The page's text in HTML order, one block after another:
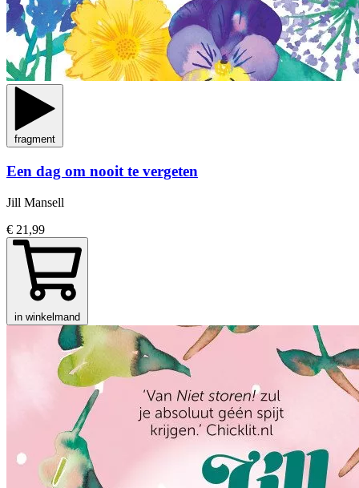
fragment
Een dag om nooit te vergeten
Jill Mansell
€ 21,99
in winkelmand